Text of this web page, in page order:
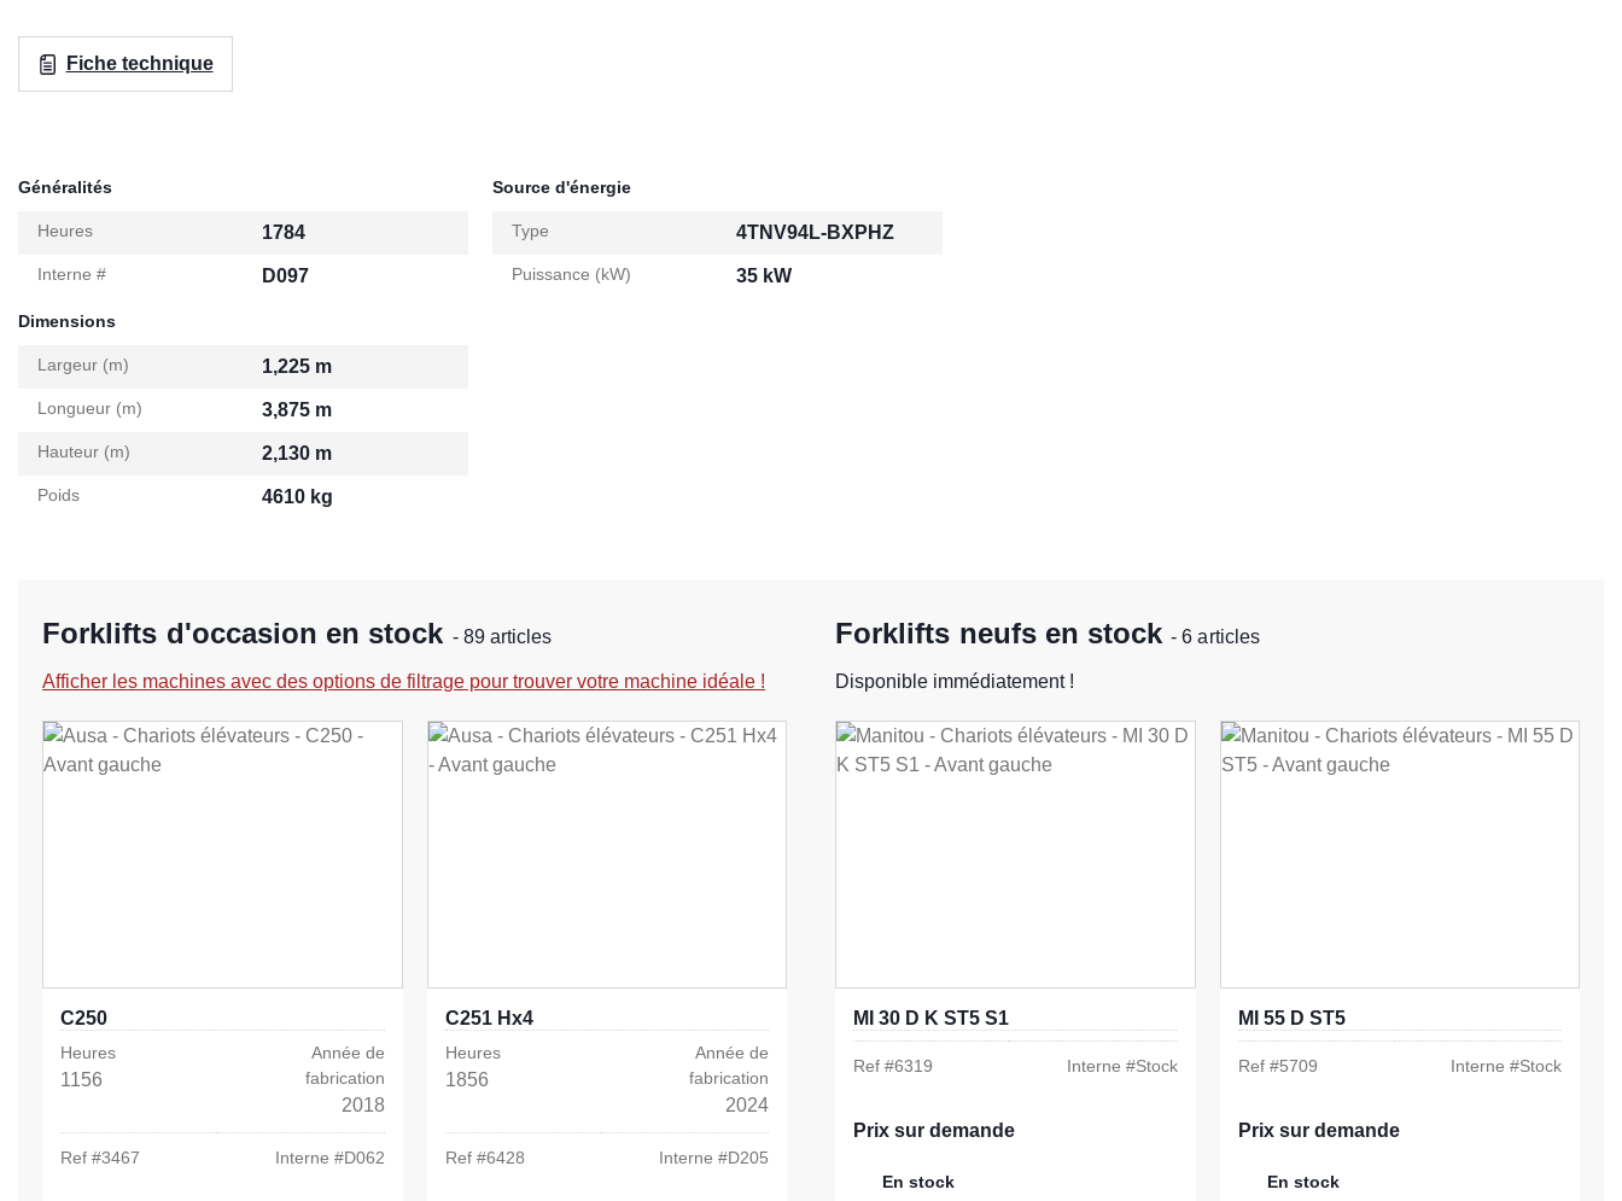
Fiche technique
Généralités
Heures 1784
Interne # D097
Dimensions
Largeur (m) 1,225 m
Longueur (m) 3,875 m
Hauteur (m) 2,130 m
Poids 4610 kg
Source d'énergie
Type 4TNV94L-BXPHZ
Puissance (kW) 35 kW
Forklifts d'occasion en stock - 89 articles
Afficher les machines avec des options de filtrage pour trouver votre machine idéale !
C250
Heures
1156
Année de
fabrication
2018
Ref #3467 Interne #D062
C251 Hx4
Heures
1856
Année de
fabrication
2024
Ref #6428 Interne #D205
Forklifts neufs en stock- 6 articles
Disponible immédiatement !
MI 30 D K ST5 S1
Ref #6319 Interne #Stock
Prix sur demande
En stock
MI 55 D ST5
Ref #5709 Interne #Stock
Prix sur demande
En stock